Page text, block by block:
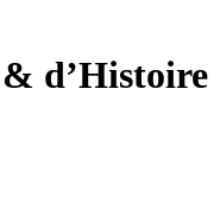
d’Histoire